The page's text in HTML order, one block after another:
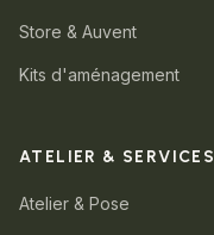
Store & Auvent
Kits d'aménagement
ATELIER & SERVICES
Atelier & Pose